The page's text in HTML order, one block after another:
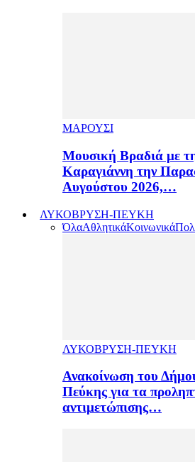
ΜΑΡΟΥΣΙ
Μουσική Βραδιά με
Καραγιάννη την
Αυγούστου 2026,…
ΛΥΚΟΒΡΥΣΗ-ΠΕΥΚΗ
ΌλαΑθλητικάΚοινωνικά
ΛΥΚΟΒΡΥΣΗ-ΠΕΥΚΗ
Ανακοίνωση του
Πεύκης για τα
αντιμετώπισης…